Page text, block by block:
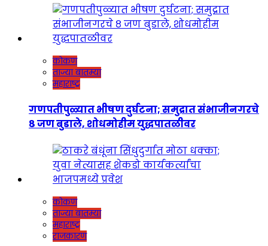
कोकण
ताज्या बातम्या
महाराष्ट्र
गणपतीपुळ्यात भीषण दुर्घटना; समुद्रात संभाजीनगरचे
८ जण बुडाले, शोधमोहीम युद्धपातळीवर
कोकण
ताज्या बातम्या
महाराष्ट्र
राजकारण